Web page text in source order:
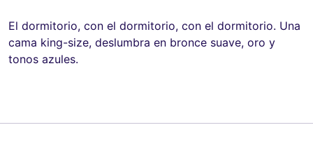
El dormitorio, con el dormitorio, con el dormitorio. Una
cama king-size, deslumbra en bronce suave, oro y
tonos azules.